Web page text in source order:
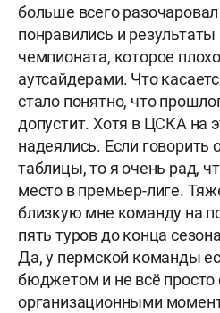
больше всего
понравились и
чемпионата, которое
аутсайдерами. Что
стало понятно, что
допустит. Хотя в ЦСКА на
надеялись. Если говорить
таблицы, то я очень рад,
место в премьер-лиге.
близкую мне команду на
пять туров до конца
Да, у пермской команды
бюджетом и не всё просто
организационными